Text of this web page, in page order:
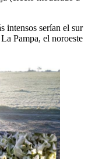
intensos serían el sur
Pampa, el noroeste